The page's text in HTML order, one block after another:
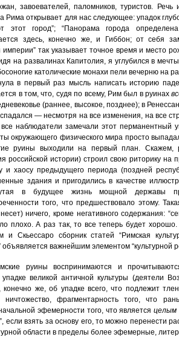
завоевателей, паломников, туристов.
Рима открывает для нас следующее: упадок
этот город”; “Панорама города
здесь, конечно же, и Гиббон; от себя
так указывает точное время и место
на развалинах Капитолия, я углубился в
католические монахи пели вечерню на
в первый раз мысль написать историю
в том, что, судя по всему, Рим был в руинах
(раннее, высокое, позднее); в
— несмотря на все изменения, на все
наблюдатели замечали этот перманентный
окружающего физического мира просто
руины выходили на первый план. Скажем,
российской истории) строил свою риторику на
и хаосу предыдущего периода (поздней
здания и пригодились в качестве
в будущее жизнь мощной державы
того, что предшествовало этому.
ничего, кроме негативного содержания:
плохо. А раз так, то все теперь будет
и Скьессаро сборник статей “Римская
важнейшим элементом “культурной
руины воспринимаются и
великой античной культуры (деятели
же, об упадке всего, что подлежит
ничтожество, фрагментарность того, что
эфемерности того, что являетсяцелым
если взять за основу его, то можно перенести
области в пределы более эфемерные,